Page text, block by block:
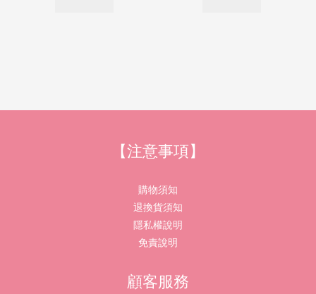
【注意事項】
購物須知
退換貨須知
隱私權說明
免責說明
顧客服務